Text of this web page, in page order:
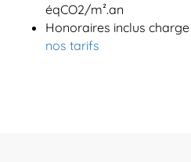
éqCO2/m².an
Honoraires inclus
nos tarifs